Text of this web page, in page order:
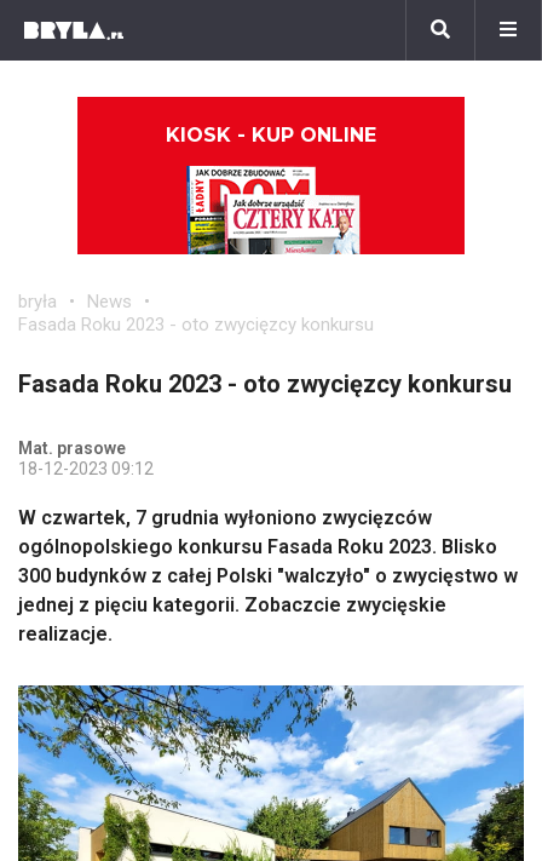
KIOSK - KUP ONLINE
bryła
News
Fasada Roku 2023 - oto zwycięzcy konkursu
Fasada Roku 2023 - oto zwycięzcy konkursu
Mat. prasowe
18-12-2023 09:12
W czwartek, 7 grudnia wyłoniono zwycięzców
ogólnopolskiego konkursu Fasada Roku 2023. Blisko
300 budynków z całej Polski "walczyło" o zwycięstwo w
jednej z pięciu kategorii. Zobaczcie zwycięskie
realizacje.